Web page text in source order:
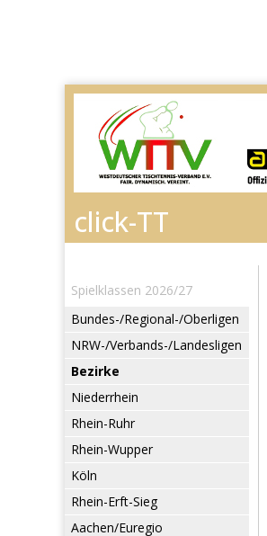
Spielklassen 2026/27
Bundes-/Regional-/Oberligen
NRW-/Verbands-/Landesligen
Bezirke
Niederrhein
Rhein-Ruhr
Rhein-Wupper
Köln
Rhein-Erft-Sieg
Aachen/Euregio